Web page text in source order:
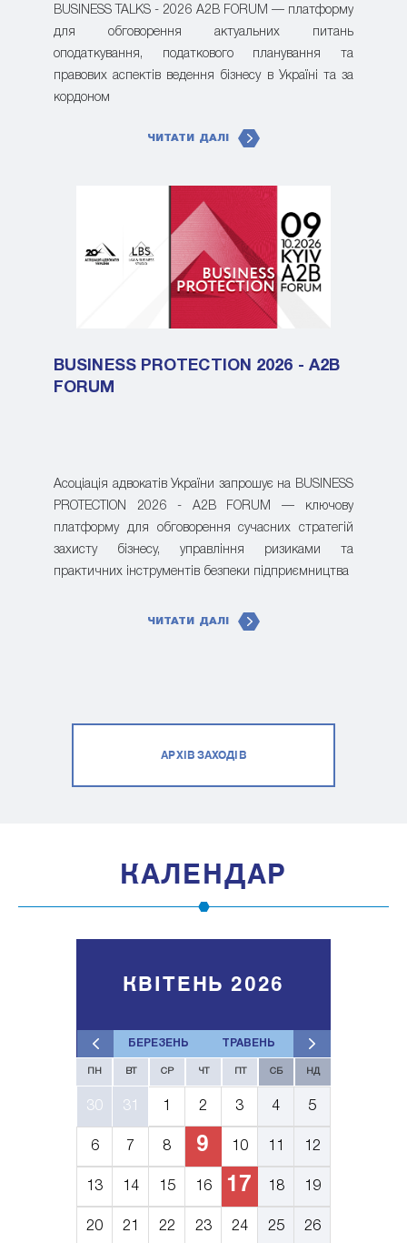
BUSINESS TALKS - 2026 A2B FORUM — платформу
для обговорення актуальних питань
оподаткування, податкового планування та
правових аспектів ведення бізнесу в Україні та за
кордоном
ЧИТАТИ ДАЛІ
BUSINESS PROTECTION 2026 - A2B
FORUM
Асоціація адвокатів України запрошує на BUSINESS
PROTECTION 2026 - A2B FORUM — ключову
платформу для обговорення сучасних стратегій
захисту бізнесу, управління ризиками та
практичних інструментів безпеки підприємництва
ЧИТАТИ ДАЛІ
АРХІВ ЗАХОДІВ
КАЛЕНДАР
БЕРЕЗЕНЬ ТРАВЕНЬ
КВІТЕНЬ 2026
ПН ВТ СР ЧТ СБ НД
30 31 2 3 4 5
6 7 8 9 10 12
13 14 15 16 17 18 19
20 21 22 23 24 25 26